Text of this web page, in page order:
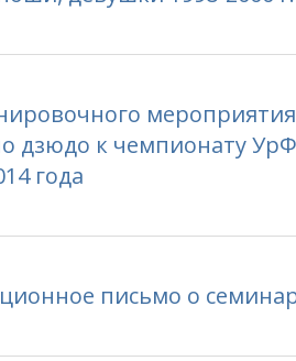
дзюдо к чемпионату
года
письмо о